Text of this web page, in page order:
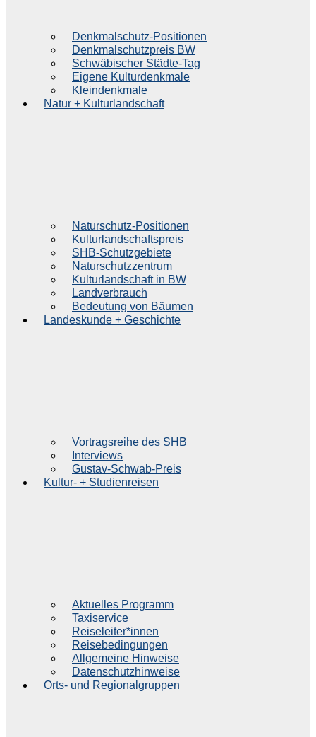
Denkmalschutz-Positionen
Denkmalschutzpreis BW
Schwäbischer Städte-Tag
Eigene Kulturdenkmale
Kleindenkmale
Natur + Kulturlandschaft
Naturschutz-Positionen
Kulturlandschaftspreis
SHB-Schutzgebiete
Naturschutzzentrum
Kulturlandschaft in BW
Landverbrauch
Bedeutung von Bäumen
Landeskunde + Geschichte
Vortragsreihe des SHB
Interviews
Gustav-Schwab-Preis
Kultur- + Studienreisen
Aktuelles Programm
Taxiservice
Reiseleiter*innen
Reisebedingungen
Allgemeine Hinweise
Datenschutzhinweise
Orts- und Regionalgruppen